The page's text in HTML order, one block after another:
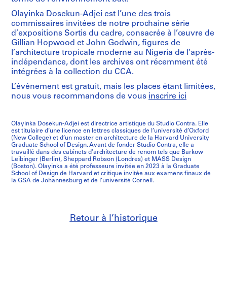
Olayinka Dosekun-Adjei est l’une des trois
commissaires invitées de notre prochaine série
d’expositions Sortis du cadre, consacrée à l’œuvre de
Gillian Hopwood et John Godwin, figures de
l’architecture tropicale moderne au Nigeria de l’après-
indépendance, dont les archives ont récemment été
intégrées à la collection du CCA.
L’événement est gratuit, mais les places étant limitées,
nous vous recommandons de vous inscrire ici
Olayinka Dosekun-Adjei est directrice artistique du Studio Contra. Elle
est titulaire d’une licence en lettres classiques de l’université d’Oxford
(New College) et d’un master en architecture de la Harvard University
Graduate School of Design. Avant de fonder Studio Contra, elle a
travaillé dans des cabinets d’architecture de renom tels que Barkow
Leibinger (Berlin), Sheppard Robson (Londres) et MASS Design
(Boston). Olayinka a été professeure invitée en 2023 à la Graduate
School of Design de Harvard et critique invitée aux examens finaux de
la GSA de Johannesburg et de l’université Cornell.
Retour à l’historique